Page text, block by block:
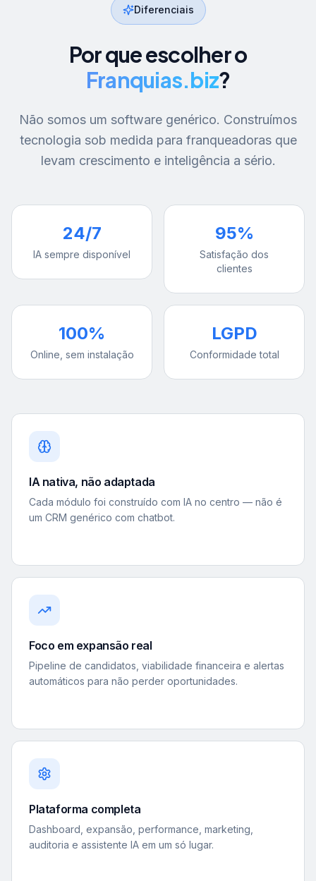
Diferenciais
Por que escolher o
Franquias.biz?
Não somos um software genérico. Construímos
tecnologia sob medida para franqueadoras que
levam crescimento e inteligência a sério.
24/7
IA sempre disponível
95%
Satisfação dos
clientes
100%
Online, sem instalação
LGPD
Conformidade total
IA nativa, não adaptada
Cada módulo foi construído com IA no centro — não é
um CRM genérico com chatbot.
Foco em expansão real
Pipeline de candidatos, viabilidade financeira e alertas
automáticos para não perder oportunidades.
Plataforma completa
Dashboard, expansão, performance, marketing,
auditoria e assistente IA em um só lugar.